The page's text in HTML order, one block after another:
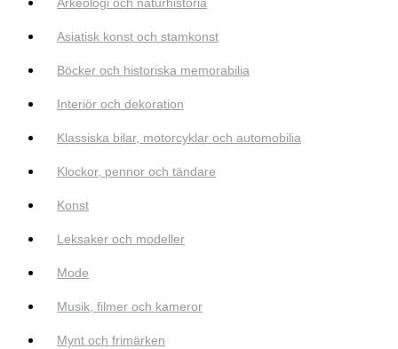
Arkeologi och naturhistoria
Asiatisk konst och stamkonst
Böcker och historiska memorabilia
Interiör och dekoration
Klassiska bilar, motorcyklar och automobilia
Klockor, pennor och tändare
Konst
Leksaker och modeller
Mode
Musik, filmer och kameror
Mynt och frimärken